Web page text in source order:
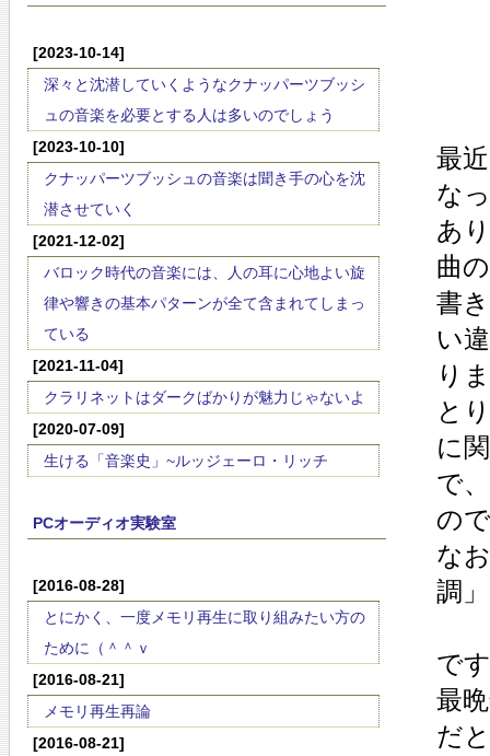
[2023-10-14]
深々と沈潜していくようなクナッパーツブッシ
ュの音楽を必要とする人は多いのでしょう
[2023-10-10]
クナッパーツブッシュの音楽は聞き手の心を沈
潜させていく
[2021-12-02]
バロック時代の音楽には、人の耳に心地よい旋
律や響きの基本パターンが全て含まれてしまっ
ている
[2021-11-04]
クラリネットはダークばかりが魅力じゃないよ
[2020-07-09]
生ける「音楽史」~ルッジェーロ・リッチ
PCオーディオ実験室
[2016-08-28]
とにかく、一度メモリ再生に取り組みたい方の
ために（＾＾ｖ
[2016-08-21]
メモリ再生再論
[2016-08-21]
最
な
あ
曲
書
い
り
と
に
で
の
な
調
で
最
だ